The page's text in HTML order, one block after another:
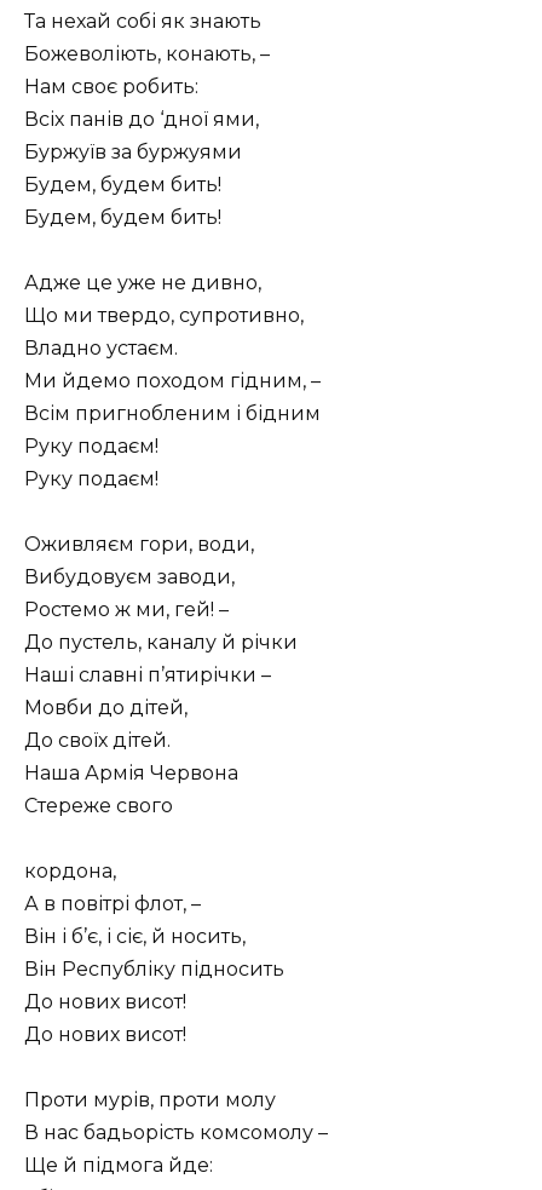
Та нехай собі як знають
Божеволіють, конають, –
Нам своє робить:
Всіх панів до ‘дної ями,
Буржуїв за буржуями
Будем, будем бить!
Будем, будем бить!
Адже це уже не дивно,
Що ми твердо, супротивно,
Владно устаєм.
Ми йдемо походом гідним, –
Всім пригнобленим і бідним
Руку подаєм!
Руку подаєм!
Оживляєм гори, води,
Вибудовуєм заводи,
Ростемо ж ми, гей! –
До пустель, каналу й річки
Наші славні п’ятирічки –
Мовби до дітей,
До своїх дітей.
Наша Армія Червона
Стереже свого
кордона,
А в повітрі флот, –
Він і б’є, і сіє, й носить,
Він Республіку підносить
До нових висот!
До нових висот!
Проти мурів, проти молу
В нас бадьорість комсомолу –
Ще й підмога йде: